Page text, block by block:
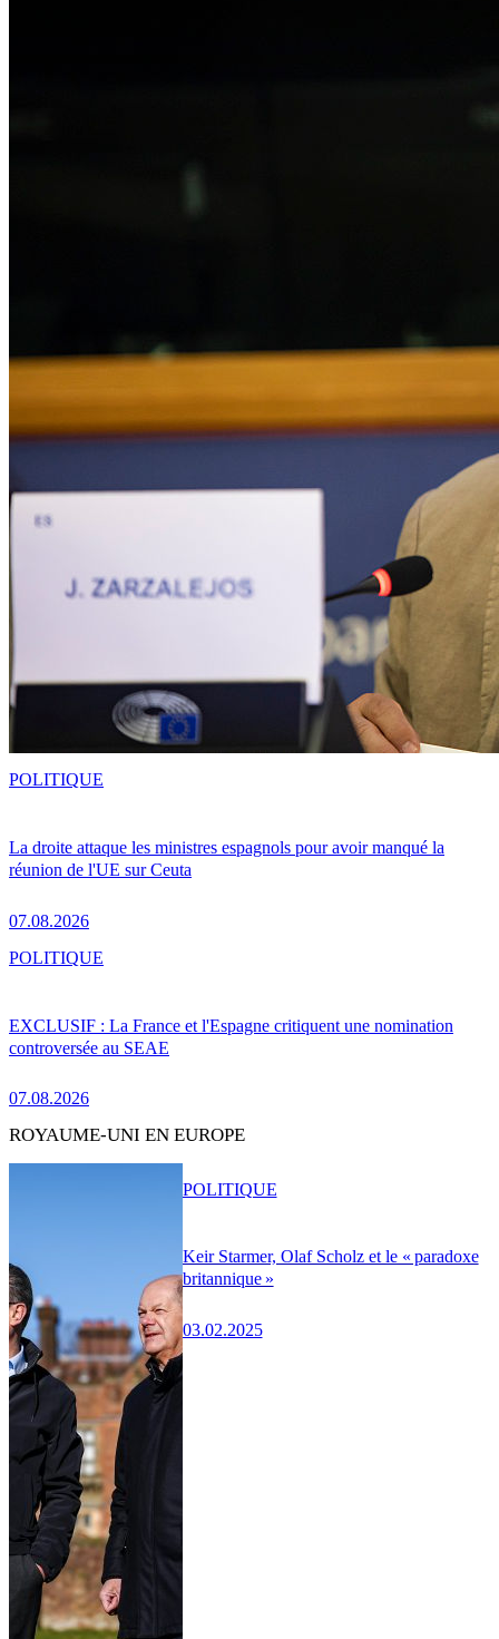
La droite attaque les ministres espagnols pour avoir manqué la
réunion de l'UE sur Ceuta
07.08.2026
POLITIQUE
EXCLUSIF : La France et l'Espagne critiquent une nomination
controversée au SEAE
07.08.2026
POLITIQUE
ROYAUME-UNI EN EUROPE
Keir Starmer, Olaf Scholz et le « paradoxe
britannique »
03.02.2025
POLITIQUE